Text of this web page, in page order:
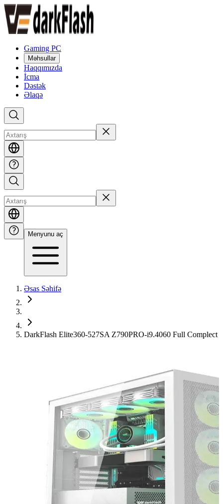
Gaming PC
Məhsullar
Haqqımızda
İcma
Dəstək
Əlaqə
Menyunu aç
Əsas Səhifə
DarkFlash Elite360-527SA Z790PRO-i9.4060 Full Complect